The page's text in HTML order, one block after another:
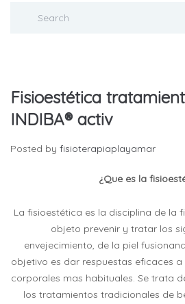
Fisioestética
INDIBA® activ
Posted by fisioterapiaplayamar
¿Que es la
La fisioestética es la disciplina de la
objeto prevenir y tratar los
envejecimiento, de la piel
objetivo es dar respuestas eficaces
corporales mas habituales. Se trata
los tratamientos tradicionales de